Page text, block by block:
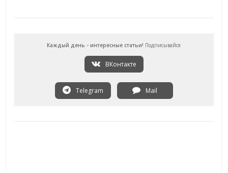
Каждый день - интересные статьи! Подписывайся
ВКонтакте
Telegram Mail